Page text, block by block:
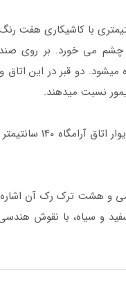
ديوارهاي ايوان­ها تا ارتفاع 115
دو قبر در اين اتاق
نسبت مي­دهند.
و هشت ترك رك آن
و سياه، با نقوش هندسي